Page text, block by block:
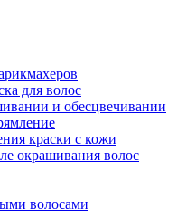
для волос
и обесцвечивании
краски с кожи
окрашивания волос
волосами